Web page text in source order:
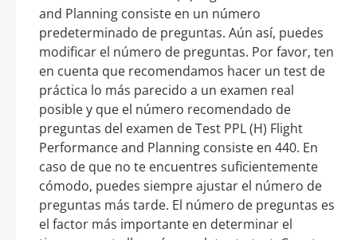
and Planning consiste en un número
predeterminado de preguntas. Aún así, puedes
modificar el número de preguntas. Por favor, ten
en cuenta que recomendamos hacer un test de
práctica lo más parecido a un examen real
posible y que el número recomendado de
preguntas del examen de Test PPL (H) Flight
Performance and Planning consiste en 440. En
caso de que no te encuentres suficientemente
cómodo, puedes siempre ajustar el número de
preguntas más tarde. El número de preguntas es
el factor más importante en determinar el